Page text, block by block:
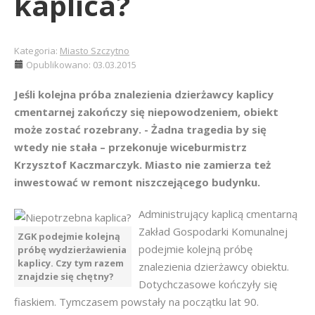
Kategoria: Miasto Szczytno
Opublikowano: 03.03.2015
Jeśli kolejna próba znalezienia dzierżawcy kaplicy
cmentarnej zakończy się niepowodzeniem, obiekt
może zostać rozebrany. - Żadna tragedia by się
wtedy nie stała – przekonuje wiceburmistrz
Krzysztof Kaczmarczyk. Miasto nie zamierza też
inwestować w remont niszczejącego budynku.
ZGK podejmie kolejną
próbę wydzierżawienia
kaplicy. Czy tym razem
znajdzie się chętny?
Administrujący kaplicą cmentarną
Zakład Gospodarki Komunalnej
podejmie kolejną próbę
znalezienia dzierżawcy obiektu.
Dotychczasowe kończyły się
fiaskiem. Tymczasem powstały na początku lat 90.